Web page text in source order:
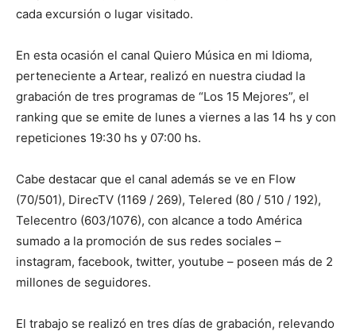
cada excursión o lugar visitado.
En esta ocasión el canal Quiero Música en mi Idioma,
perteneciente a Artear, realizó en nuestra ciudad la
grabación de tres programas de “Los 15 Mejores”, el
ranking que se emite de lunes a viernes a las 14 hs y con
repeticiones 19:30 hs y 07:00 hs.
Cabe destacar que el canal además se ve en Flow
(70/501), DirecTV (1169 / 269), Telered (80 / 510 / 192),
Telecentro (603/1076), con alcance a todo América
sumado a la promoción de sus redes sociales –
instagram, facebook, twitter, youtube – poseen más de 2
millones de seguidores.
El trabajo se realizó en tres días de grabación, relevando